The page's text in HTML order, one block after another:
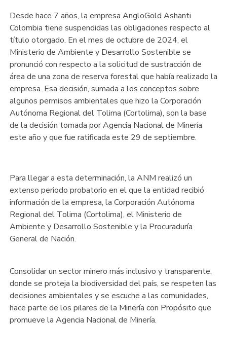
Desde hace 7 años, la empresa AngloGold Ashanti
Colombia tiene suspendidas las obligaciones respecto al
título otorgado. En el mes de octubre de 2024, el
Ministerio de Ambiente y Desarrollo Sostenible se
pronunció con respecto a la solicitud de sustracción de
área de una zona de reserva forestal que había realizado la
empresa. Esa decisión, sumada a los conceptos sobre
algunos permisos ambientales que hizo la Corporación
Autónoma Regional del Tolima (Cortolima), son la base
de la decisión tomada por Agencia Nacional de Minería
este año y que fue ratificada este 29 de septiembre.
Para llegar a esta determinación, la ANM realizó un
extenso periodo probatorio en el que la entidad recibió
información de la empresa, la Corporación Autónoma
Regional del Tolima (Cortolima), el Ministerio de
Ambiente y Desarrollo Sostenible y la Procuraduría
General de Nación.
Consolidar un sector minero más inclusivo y transparente,
donde se proteja la biodiversidad del país, se respeten las
decisiones ambientales y se escuche a las comunidades,
hace parte de los pilares de la Minería con Propósito que
promueve la Agencia Nacional de Minería.